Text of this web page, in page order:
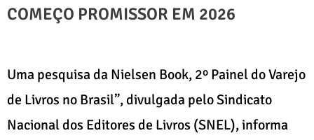
COMEÇO PROMISSOR EM 2026
Uma pesquisa da Nielsen Book, 2º Painel do Varejo
de Livros no Brasil”, divulgada pelo Sindicato
Nacional dos Editores de Livros (SNEL), informa